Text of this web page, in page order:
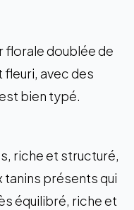
florale doublée de
fleuri, avec des
bien typé.
riche et structuré,
tanins présents qui
équilibré, riche et